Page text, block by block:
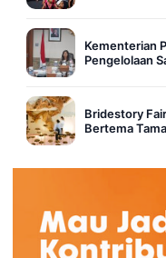
Kementerian
Pengelolaan
Bridestory
Bertema